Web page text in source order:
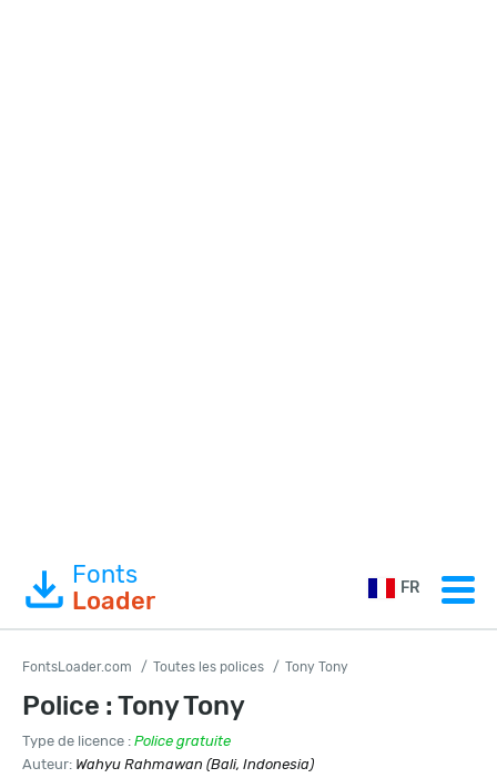
Fonts
Loader
FR
FontsLoader.com Toutes les polices Tony Tony
Police : Tony Tony
Type de licence : Police gratuite
Auteur: Wahyu Rahmawan (Bali, Indonesia)